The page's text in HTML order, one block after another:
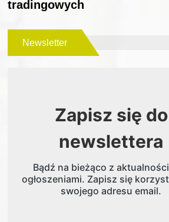
tradingowych
Newsletter
Zapisz się do
newslettera
Bądź na bieżąco z
ogłoszeniami. Zapisz się
swojego adresu email.